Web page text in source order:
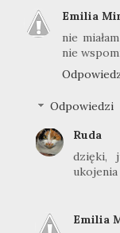
Emilia
nie
nie
Odpowiedzi
Ruda
dzięki,
Emilia